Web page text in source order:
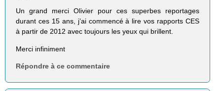
Un grand merci Olivier pour ces superbes reportages
durant ces 15 ans, j’ai commencé à lire vos rapports CES
à partir de 2012 avec toujours les yeux qui brillent.
Merci infiniment
Répondre à ce commentaire